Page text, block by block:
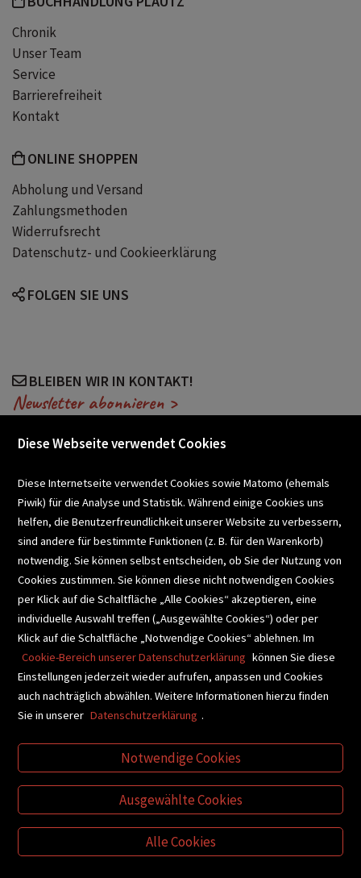
Chronik
Unser Team
Service
Barrierefreiheit
Kontakt
ONLINE SHOPPEN
Abholung und Versand
Zahlungsmethoden
Widerrufsrecht
Datenschutz- und Cookieerklärung
FOLGEN SIE UNS
BLEIBEN WIR IN KONTAKT!
Newsletter abonnieren >
SCHULBUCHSERVICE
BUCHEMPFEHLUNGEN
BIBLIOTHEKSSERVICE
VIDEO-TIPPS
VERTRAG WIDERRUFEN
Diese Webseite verwendet Cookies
Diese Internetseite verwendet Cookies sowie Matomo (ehemals
Piwik) für die Analyse und Statistik. Während einige Cookies uns
helfen, die Benutzerfreundlichkeit unserer Website zu verbessern,
sind andere für bestimmte Funktionen (z. B. für den Warenkorb)
notwendig. Sie können selbst entscheiden, ob Sie der Nutzung von
Cookies zustimmen. Sie können diese nicht notwendigen Cookies
per Klick auf die Schaltfläche „Alle Cookies“ akzeptieren, eine
individuelle Auswahl treffen („Ausgewählte Cookies“) oder per
Klick auf die Schaltfläche „Notwendige Cookies“ ablehnen. Im
Cookie-Bereich unserer Datenschutzerklärung können Sie diese
Einstellungen jederzeit wieder aufrufen, anpassen und Cookies
auch nachträglich abwählen. Weitere Informationen hierzu finden
Sie in unserer Datenschutzerklärung .
Notwendige Cookies
Ausgewählte Cookies
Alle Cookies